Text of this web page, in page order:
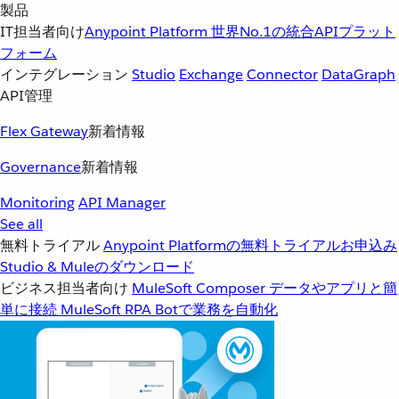
製品
IT担当者向けAnypoint Platform 世界No.1の統合APIプラット
フォーム
インテグレーション Studio ExchangeConnector DataGraph
API管理
Flex Gateway新着情報
Governance新着情報
MonitoringAPI Manager
See all
無料トライアルAnypoint Platformの無料トライアルお申込み
Studio & Muleのダウンロード
ビジネス担当者向け MuleSoft Composer データやアプリと簡
単に接続 MuleSoft RPA Botで業務を自動化